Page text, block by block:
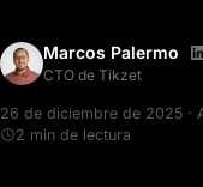
Soy nuevo
Ya tengo cuenta
Marcos Palermo
CTO de Tikzet
26 de diciembre de 2025 ·
2 min de lectura